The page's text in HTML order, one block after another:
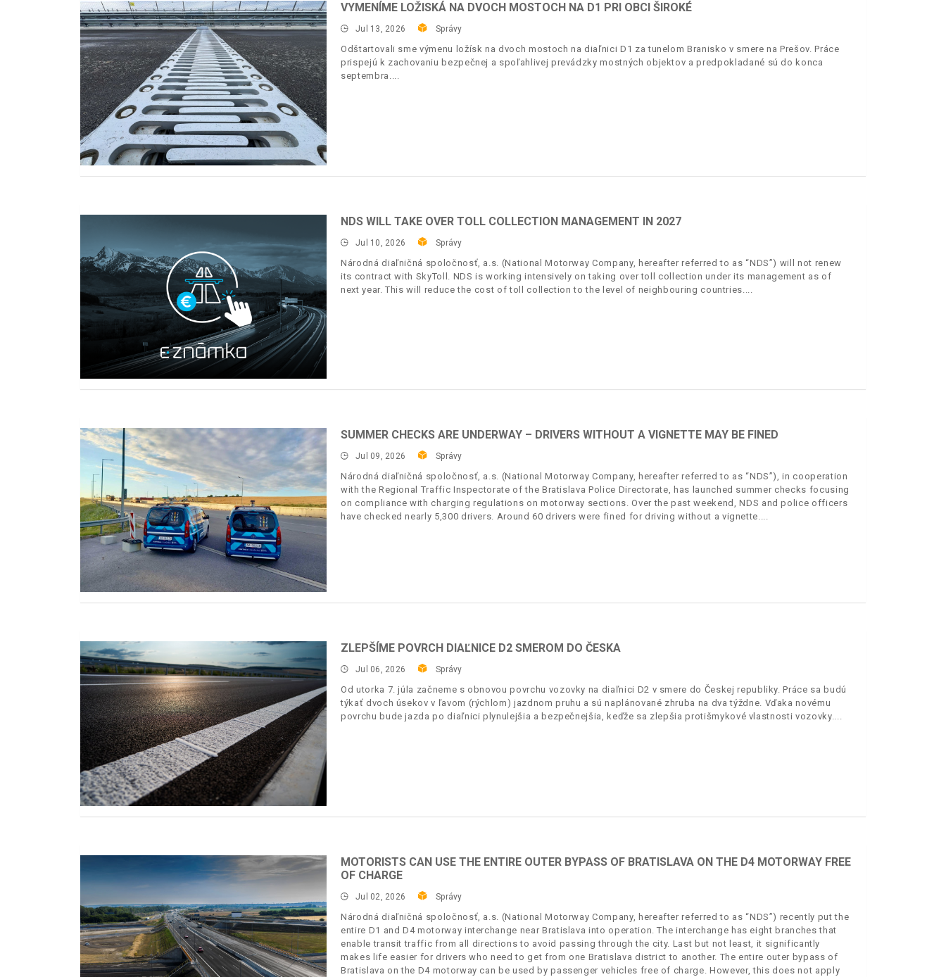
VYMENÍME LOŽISKÁ NA DVOCH MOSTOCH NA D1 PRI OBCI ŠIROKÉ
Jul 13, 2026 Správy
Odštartovali sme výmenu ložísk na dvoch mostoch na diaľnici D1 za tunelom Branisko v smere na Prešov. Práce
prispejú k zachovaniu bezpečnej a spoľahlivej prevádzky mostných objektov a predpokladané sú do konca
septembra.
NDS WILL TAKE OVER TOLL COLLECTION MANAGEMENT IN 2027
Jul 10, 2026 Správy
Národná diaľničná spoločnosť, a.s. (National Motorway Company, hereafter referred to as “NDS”) will not renew
its contract with SkyToll. NDS is working intensively on taking over toll collection under its management as of
next year. This will reduce the cost of toll collection to the level of neighbouring countries.
SUMMER CHECKS ARE UNDERWAY – DRIVERS WITHOUT A VIGNETTE MAY BE FINED
Jul 09, 2026 Správy
Národná diaľničná spoločnosť, a.s. (National Motorway Company, hereafter referred to as “NDS”), in cooperation
with the Regional Traffic Inspectorate of the Bratislava Police Directorate, has launched summer checks focusing
on compliance with charging regulations on motorway sections. Over the past weekend, NDS and police officers
have checked nearly 5,300 drivers. Around 60 drivers were fined for driving without a vignette.
ZLEPŠÍME POVRCH DIAĽNICE D2 SMEROM DO ČESKA
Jul 06, 2026 Správy
Od utorka 7. júla začneme s obnovou povrchu vozovky na diaľnici D2 v smere do Českej republiky. Práce sa budú
týkať dvoch úsekov v ľavom (rýchlom) jazdnom pruhu a sú naplánované zhruba na dva týždne. Vďaka novému
povrchu bude jazda po diaľnici plynulejšia a bezpečnejšia, keďže sa zlepšia protišmykové vlastnosti vozovky.
MOTORISTS CAN USE THE ENTIRE OUTER BYPASS OF BRATISLAVA ON THE D4 MOTORWAY FREE
OF CHARGE
Jul 02, 2026 Správy
Národná diaľničná spoločnosť, a.s. (National Motorway Company, hereafter referred to as “NDS”) recently put the
entire D1 and D4 motorway interchange near Bratislava into operation. The interchange has eight branches that
enable transit traffic from all directions to avoid passing through the city. Last but not least, it significantly
makes life easier for drivers who need to get from one Bratislava district to another. The entire outer bypass of
Bratislava on the D4 motorway can be used by passenger vehicles free of charge. However, this does not apply